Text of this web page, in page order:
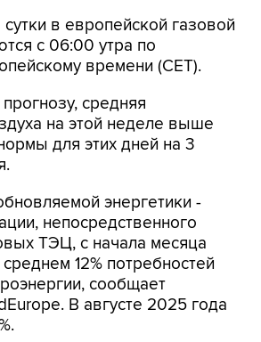
в европейской газовой
c 06:00 утра по
времени (CET).
средняя
на этой неделе выше
для этих дней на 3
энергетики -
непосредственного
ТЭЦ, с начала месяца
12% потребностей
сообщает
В августе 2025 года